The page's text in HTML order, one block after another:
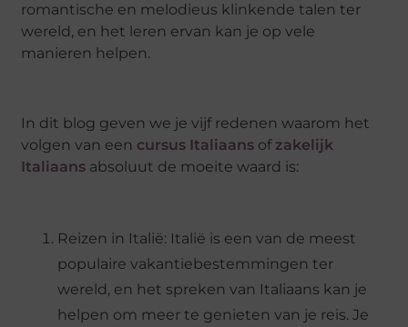
romantische en melodieus klinkende talen ter
wereld, en het leren ervan kan je op vele
manieren helpen.
In dit blog geven we je vijf redenen waarom het
volgen van een cursus Italiaans of zakelijk
Italiaans absoluut de moeite waard is:
Reizen in Italië: Italië is een van de meest
populaire vakantiebestemmingen ter
wereld, en het spreken van Italiaans kan je
helpen om meer te genieten van je reis. Je